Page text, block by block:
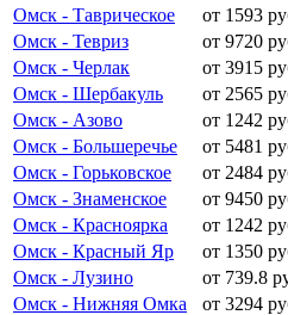
Омск - Таврическое
от 1593
Омск - Тевриз
от 9720
Омск - Черлак
от 3915
Омск - Шербакуль
от 2565
Омск - Азово
от 1242
Омск - Большеречье
от 5481
Омск - Горьковское
от 2484
Омск - Знаменское
от 9450
Омск - Красноярка
от 1242
Омск - Красный Яр
от 1350
Омск - Лузино
от 739.8
Омск - Нижняя Омка
от 3294